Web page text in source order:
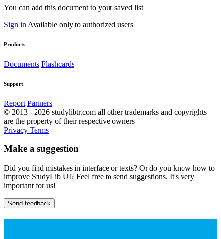
You can add this document to your saved list
Sign in Available only to authorized users
Products
Documents Flashcards
Support
Report Partners
© 2013 - 2026 studylibtr.com all other trademarks and copyrights
are the property of their respective owners
Privacy Terms
Make a suggestion
Did you find mistakes in interface or texts? Or do you know how to
improve StudyLib UI? Feel free to send suggestions. It's very
important for us!
Send feedback